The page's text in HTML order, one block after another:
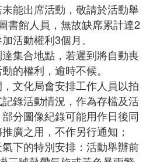
能出席活動，敬請於活動舉
書館人員，無故缺席累計達2
活動權利3個月。
集合地點，若遲到將自動喪
的權利，逾時不候。
文化局會安排工作人員以拍
錄活動情況，作為存檔及活
分圖像紀錄可能用作日後同
廣之用，不作另行通知；
下的特別安排：活動舉辦前